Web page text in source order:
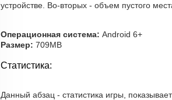
устройстве. Во-вторых - объем пустого
Операционная система: Android 6+
Размер: 709MB
Статистика:
Данный абзац - статистика игры,